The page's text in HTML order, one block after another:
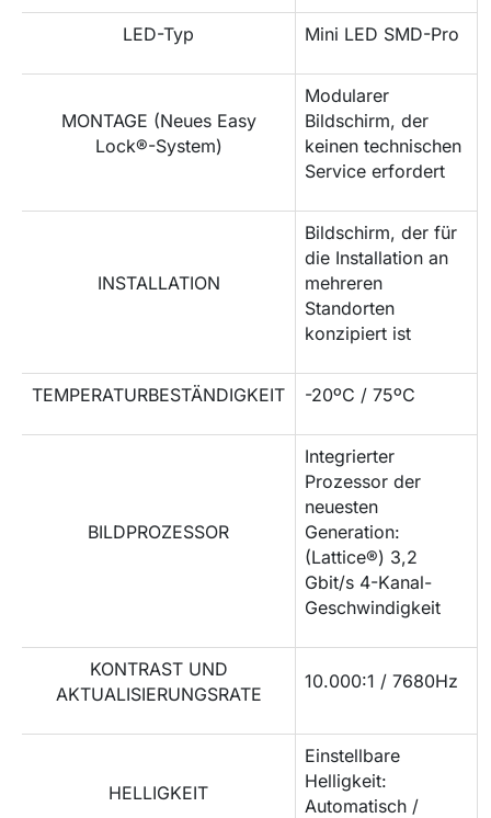
LED-Typ Mini LED SMD-Pro
MONTAGE (Neues Easy
Lock®-System)
Modularer
Bildschirm, der
keinen technischen
Service erfordert
INSTALLATION
Bildschirm, der für
die Installation an
mehreren
Standorten
konzipiert ist
TEMPERATURBESTÄNDIGKEIT -20ºC / 75ºC
BILDPROZESSOR
Integrierter
Prozessor der
neuesten
Generation:
(Lattice®) 3,2
Gbit/s 4-Kanal-
Geschwindigkeit
KONTRAST UND
AKTUALISIERUNGSRATE
10.000:1 / 7680Hz
HELLIGKEIT
Einstellbare
Helligkeit:
Automatisch /